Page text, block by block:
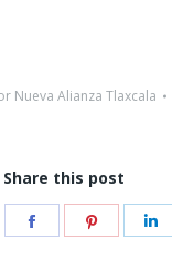
Nueva Alianza Tlaxcala
Share this post
Share
Share